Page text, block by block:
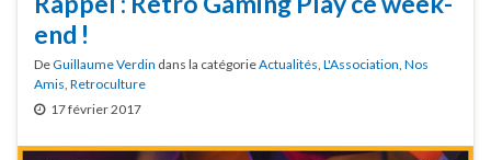
end !
DeGuillaume Verdin dans la catégorieActualités L'Association Nos
Amis Retroculture
17 février 2017